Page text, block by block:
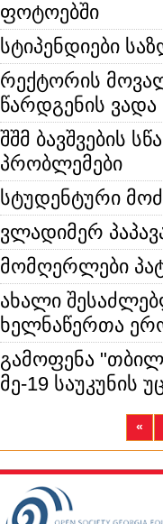
ფოტოებში
სტიპენდიები
რექტორის
წარდგენის ვადა
შშმ ბავშვების
პრობლემები
სტუდენტური
ვლადიმერ
მომღერლები
ახალი
ხელნაწერთა
გამოფენა
მე-19 საუკუნის
«